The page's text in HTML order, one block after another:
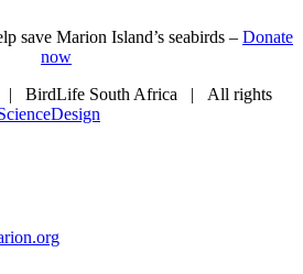
save Marion Island’s seabirds – Donate
now
| BirdLife South Africa | All rights